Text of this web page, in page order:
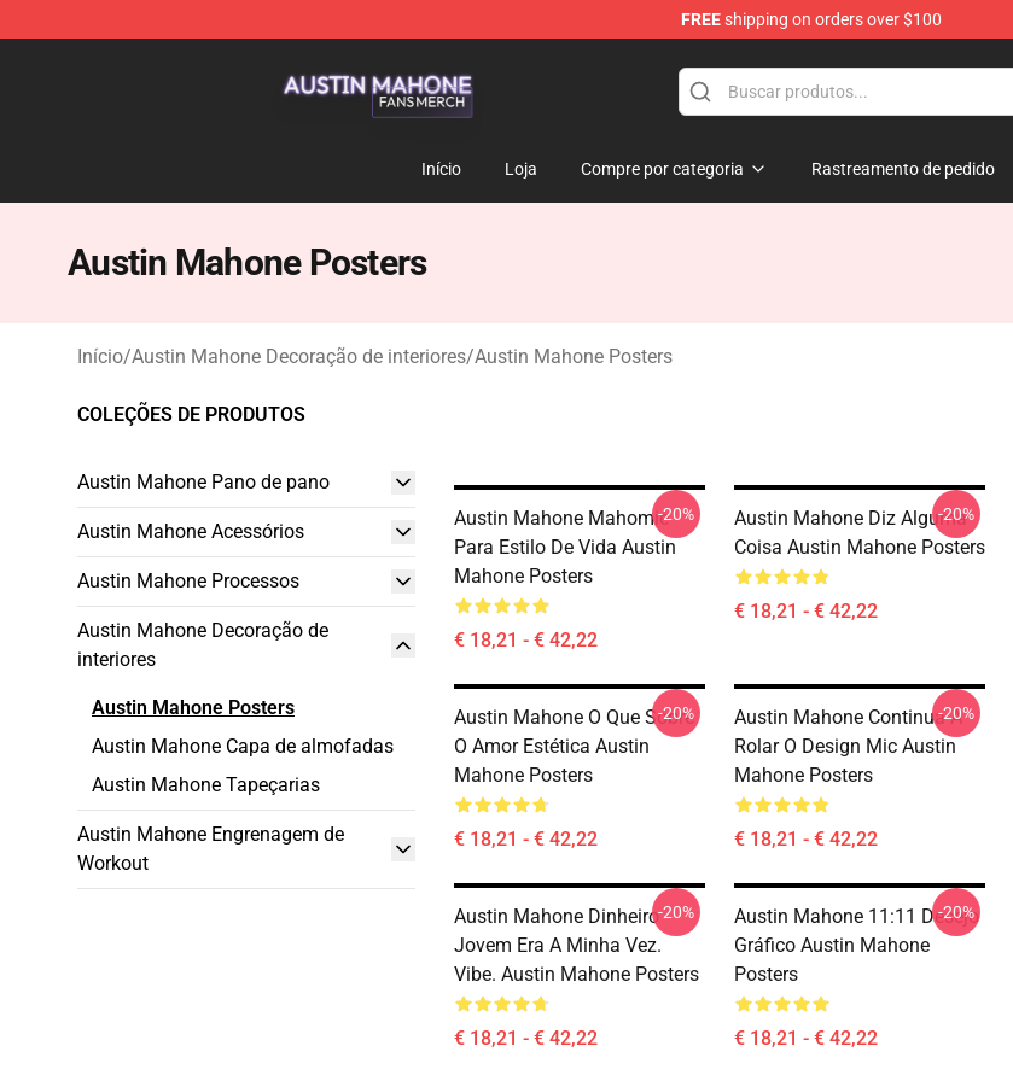
FREEshipping on orders over $100
Início Loja Compre por categoria Rastreamento de pedido
Austin Mahone Posters
Início/Austin Mahone Decoração de interiores/Austin Mahone Posters
COLEÇÕES DE PRODUTOS
Austin Mahone Pano de pano
Austin Mahone Acessórios
Austin Mahone Processos
Austin Mahone Decoração de
interiores
Austin Mahone Posters
Austin Mahone Capa de almofadas
Austin Mahone Tapeçarias
Austin Mahone Engrenagem de
Workout
Austin Mahone Mahomie
Para Estilo De Vida Austin
Mahone Posters
€ 18,21 - € 42,22
-20%
Austin Mahone Diz Alguma
Coisa Austin Mahone Posters
€ 18,21 - € 42,22
-20%
Austin Mahone O Que Sobre
O Amor Estética Austin
Mahone Posters
€ 18,21 - € 42,22
-20%
Austin Mahone Continua A
Rolar O Design Mic Austin
Mahone Posters
€ 18,21 - € 42,22
-20%
Austin Mahone Dinheiro
Jovem Era A Minha Vez.
Vibe. Austin Mahone Posters
€ 18,21 - € 42,22
-20%
Austin Mahone 11:11 Desejo
Gráfico Austin Mahone
Posters
€ 18,21 - € 42,22
-20%